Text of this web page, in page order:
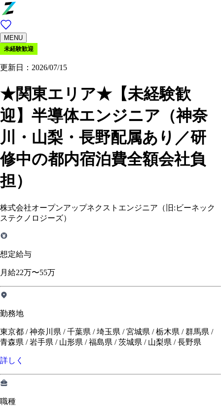
MENU
未経験歓迎
更新日：2026/07/15
★関東エリア★【未経験歓
迎】半導体エンジニア（神奈
川・山梨・長野配属あり／研
修中の都内宿泊費全額会社負
担）
株式会社オープンアップネクストエンジニア（旧:ビーネック
ステクノロジーズ）
想定給与
月給22万〜55万
勤務地
東京都 / 神奈川県 / 千葉県 / 埼玉県 / 宮城県 / 栃木県 / 群馬県 /
青森県 / 岩手県 / 山形県 / 福島県 / 茨城県 / 山梨県 / 長野県
詳しく
職種